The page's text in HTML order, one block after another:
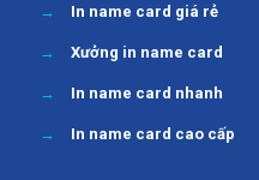
→ In name card giá rẻ
→ Xưởng in name card
→ In name card nhanh
→ In name card cao cấp